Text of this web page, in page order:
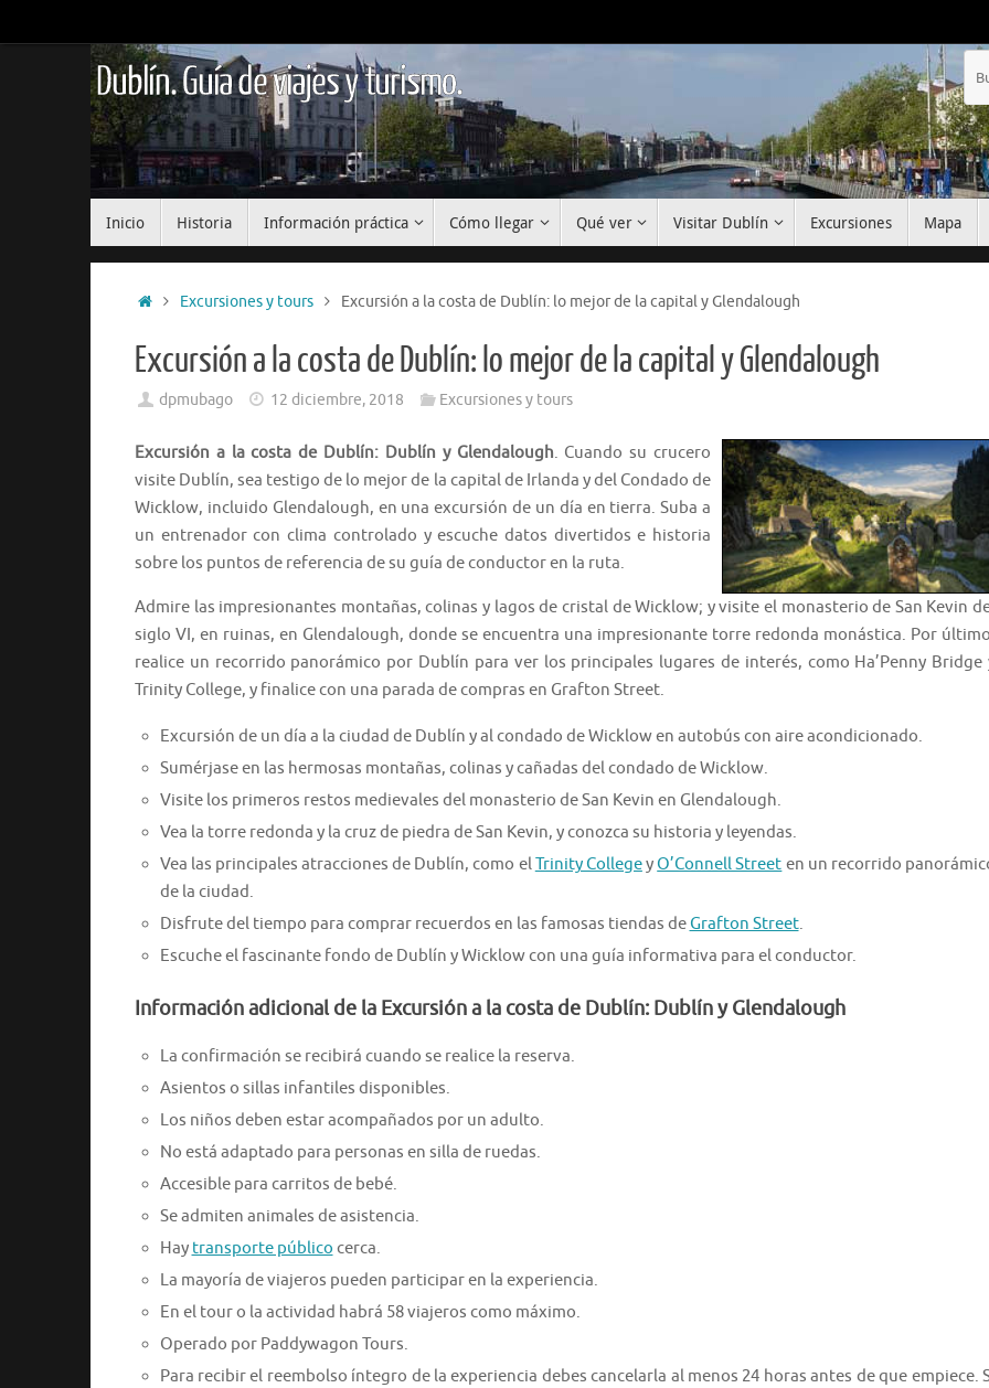
al
Dublín. Guía de viajes y turismo.
Inicio Historia Información práctica Cómo llegar Qué ver Visitar Dublín Excursiones Mapa
InicioExcursiones y tours Excursión a la costa de Dublín: lo mejor de la capital y Glendalough
Excursión a la costa de Dublín: lo mejor de la capital y Glendalough
dpmubago 12 diciembre, 2018 Excursiones y tours
Excursión a la costa de Dublín: Dublín y Glendalough. Cuando su crucero
visite Dublín, sea testigo de lo mejor de la capital de Irlanda y del Condado de
Wicklow, incluido Glendalough, en una excursión de un día en tierra. Suba a
un entrenador con clima controlado y escuche datos divertidos e historia
sobre los puntos de referencia de su guía de conductor en la ruta.
Admire las impresionantes montañas, colinas y lagos de cristal de Wicklow; y visite el monasterio de San Kevin
siglo VI, en ruinas, en Glendalough, donde se encuentra una impresionante torre redonda monástica. Por
realice un recorrido panorámico por Dublín para ver los principales lugares de interés, como Ha’Penny Bridge
Trinity College, y finalice con una parada de compras en Grafton Street.
Excursión de un día a la ciudad de Dublín y al condado de Wicklow en autobús con aire acondicionado.
Sumérjase en las hermosas montañas, colinas y cañadas del condado de Wicklow.
Visite los primeros restos medievales del monasterio de San Kevin en Glendalough.
Vea la torre redonda y la cruz de piedra de San Kevin, y conozca su historia y leyendas.
Vea las principales atracciones de Dublín, como elTrinity CollegeyO’Connell Street en un recorrido
de la ciudad.
Disfrute del tiempo para comprar recuerdos en las famosas tiendas deGrafton Street.
Escuche el fascinante fondo de Dublín y Wicklow con una guía informativa para el conductor.
Información adicional de la Excursión a la costa de Dublín: Dublín y Glendalough
La confirmación se recibirá cuando se realice la reserva.
Asientos o sillas infantiles disponibles.
Los niños deben estar acompañados por un adulto.
No está adaptado para personas en silla de ruedas.
Accesible para carritos de bebé.
Se admiten animales de asistencia.
Hay transporte público cerca.
La mayoría de viajeros pueden participar en la experiencia.
En el tour o la actividad habrá 58 viajeros como máximo.
Operado por Paddywagon Tours.
Para recibir el reembolso íntegro de la experiencia debes cancelarla al menos 24 horas antes de que empiece.